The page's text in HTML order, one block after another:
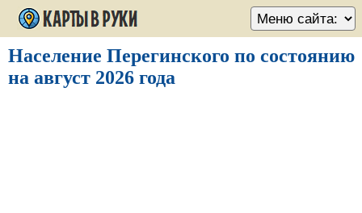
Население Перегинского по состоянию
на август 2026 года